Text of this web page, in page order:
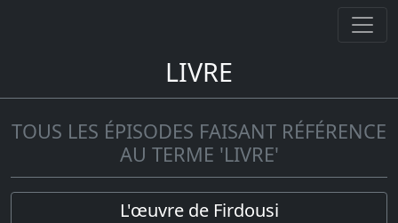
LIVRE
TOUS LES ÉPISODES FAISANT RÉFÉRENCE
AU TERME 'LIVRE'
L'œuvre de Firdousi